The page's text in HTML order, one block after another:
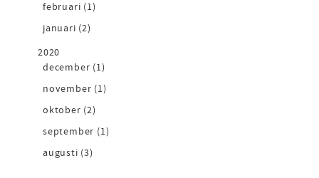
februari (1)
januari (2)
2020
december (1)
november (1)
oktober (2)
september (1)
augusti (3)